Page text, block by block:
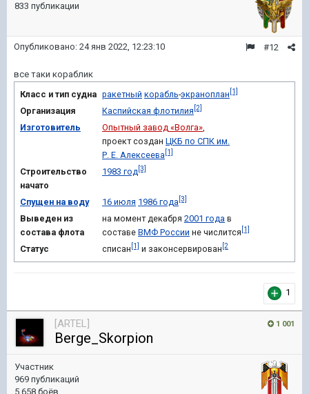
833 публикации
#12
Опубликовано: 24 янв 2022, 12:23:10
все таки кораблик
Класс и тип судна ракетный корабль-экраноплан [1]
Организация Каспийская флотилия [2]
Изготовитель Опытный завод «Волга»,
проект создан ЦКБ по СПК им.
Р. Е. Алексеева [1]
Строительство
начато
1983 год [3]
Спущен на воду 16 июля 1986 года [3]
Выведен из
состава флота
на момент декабря 2001 года в
составе ВМФ России не числится [1]
Статус списан [1] и законсервирован [2
1
1 001
[ARTEL]
Berge_Skorpion
Участник
969 публикаций
5 658 боёв